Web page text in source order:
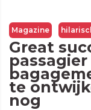
Magazine
Great
te
nog